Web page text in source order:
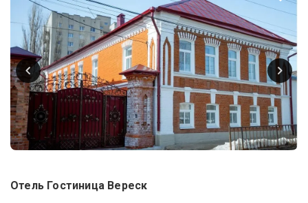
Отель Гостиница Вереск